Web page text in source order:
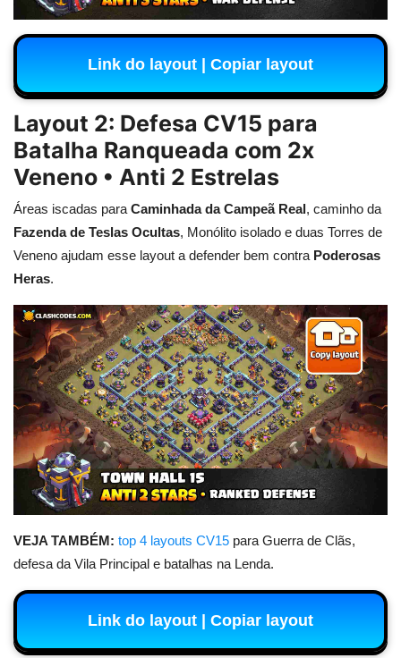
Link do layout | Copiar layout
Layout 2: Defesa CV15 para
Batalha Ranqueada com 2x
Veneno • Anti 2 Estrelas
Áreas iscadas para Caminhada da Campeã Real, caminho da
Fazenda de Teslas Ocultas, Monólito isolado e duas Torres de
Veneno ajudam esse layout a defender bem contra Poderosas
Heras.
VEJA TAMBÉM: top 4 layouts CV15 para Guerra de Clãs,
defesa da Vila Principal e batalhas na Lenda.
Link do layout | Copiar layout